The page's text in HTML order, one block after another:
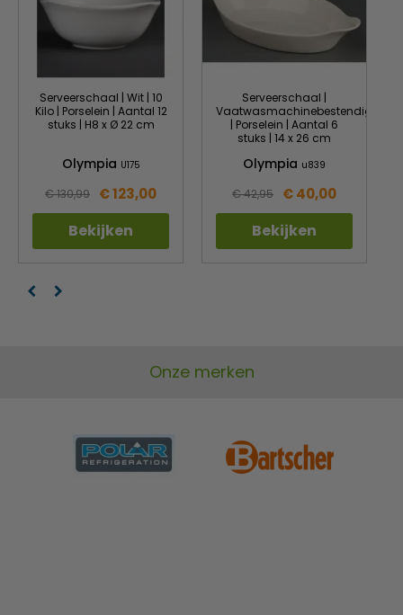
Serveerschaal | Wit | 10
Kilo | Porselein | Aantal 12
stuks | H8 x Ø 22 cm
Olympia U175
€ 130,99 € 123,00
Bekijken
Serveerschaal |
Vaatwasmachinebestendig
| Porselein | Aantal 6
stuks | 14 x 26 cm
Olympia u839
€ 42,95 € 40,00
Bekijken
Onze merken